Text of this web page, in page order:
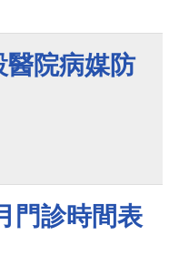
醫院病媒防
門診時間表